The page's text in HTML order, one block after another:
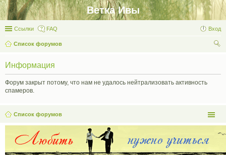
Ветка Ивы
Ссылки FAQ Вход
Список форумов
Информация
Форум закрыт потому, что нам не удалось нейтрализовать активность
спамеров.
Список форумов